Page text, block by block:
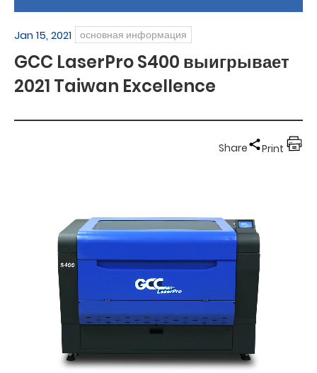
Jan 15, 2021 основная информация
GCC LaserPro S400 выигрывает
2021 Taiwan Excellence
Share Print